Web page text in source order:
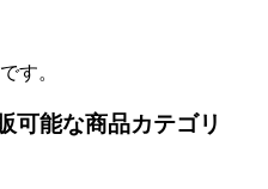
す。
可能な商品カテゴリ